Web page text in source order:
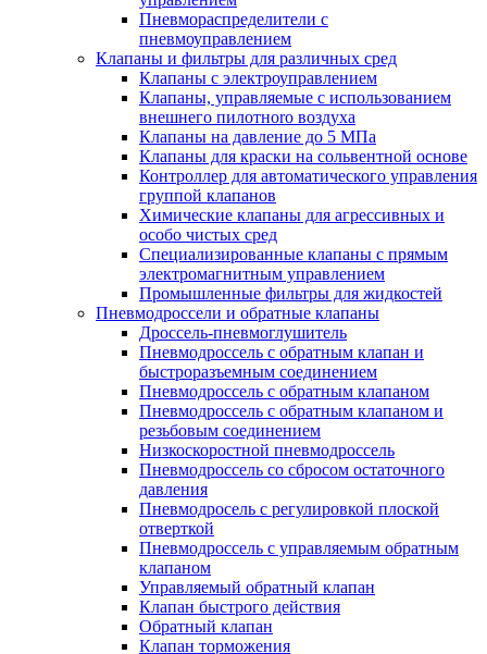
Пневмораспределители с
пневмоуправлением
Клапаны и фильтры для различных сред
Клапаны с электроуправлением
Клапаны, управляемые с использованием
внешнего пилотноrо воздуха
Клапаны на давление до 5 МПа
Клапаны для краски на сольвентной основе
Контроллер для автоматического управления
группой клапанов
Химические клапаны для агрессивных и
особо чистых сред
Специализированные клапаны с прямым
электромагнитным управлением
Промышленные фильтры для жидкостей
Пневмодроссели и обратные клапаны
Дроссель-пневмоглушитель
Пневмодроссель с обратным клапан и
быстроразъемным соединением
Пневмодроссель с обратным клапаном
Пневмодроссель с обратным клапаном и
резьбовым соединением
Низкоскоростной пневмодроссель
Пневмодроссель со сбросом остаточного
давления
Пневмодросель с регулировкой плоской
отверткой
Пневмодроссель с управляемым обратным
клапаном
Управляемый обратный клапан
Клапан быстрого действия
Обратный клапан
Клапан торможения